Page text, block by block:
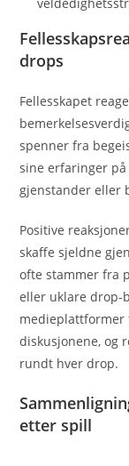
drops
Fellesskapet
spenner fra
sine erfaringer
gjenstander eller
Positive
skaffe sjeldne
ofte stammer fra
eller uklare drop-
medieplattformer
diskusjonene, og
rundt hver drop.
etter spill